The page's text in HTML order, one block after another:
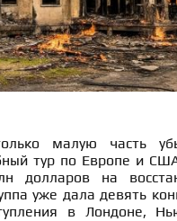
малую часть
тур по Европе и
долларов на
уже дала девять
в Лондоне,